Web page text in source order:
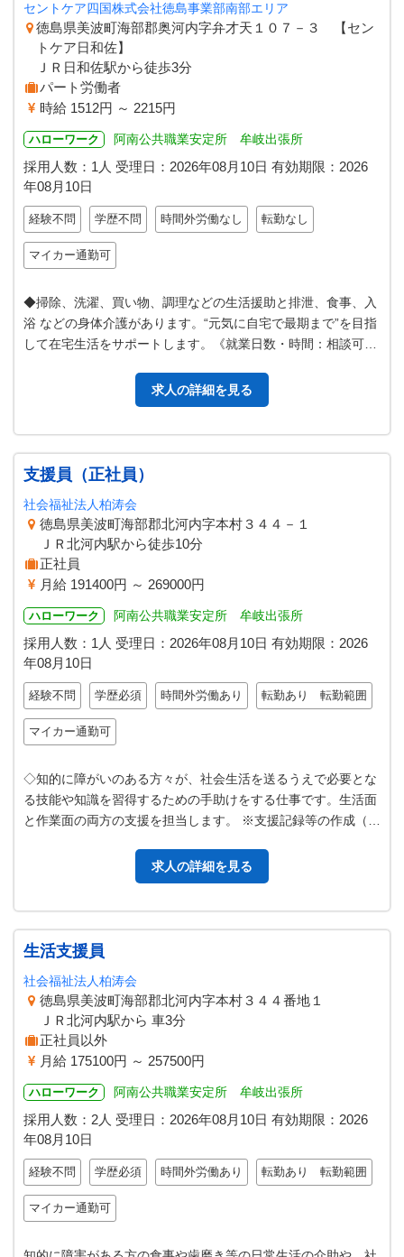
セントケア四国株式会社徳島事業部南部エリア
徳島県美波町海部郡奥河内字弁才天１０７－３ 【セン
トケア日和佐】
ＪＲ日和佐駅から徒歩3分
パート労働者
時給 1512円 ～ 2215円
ハローワーク 阿南公共職業安定所 牟岐出張所
採用人数：1人 受理日： 2026年08月10日 有効期限： 2026
年08月10日
経験不問 学歴不問 時間外労働なし 転勤なし
マイカー通勤可
◆掃除、洗濯、買い物、調理などの生活援助と排泄、食事、入
浴 などの身体介護があります。“元気に自宅で最期まで”を目指
して在宅生活をサポートします。《就業日数・時間：相談可》
求人の詳細を見る
支援員（正社員）
社会福祉法人柏涛会
徳島県美波町海部郡北河内字本村３４４－１
ＪＲ北河内駅から徒歩10分
正社員
月給 191400円 ～ 269000円
ハローワーク 阿南公共職業安定所 牟岐出張所
採用人数：1人 受理日： 2026年08月10日 有効期限： 2026
年08月10日
経験不問 学歴必須 時間外労働あり 転勤あり 転勤範囲
マイカー通勤可
◇知的に障がいのある方々が、社会生活を送るうえで必要とな
る技能や知識を習得するための手助けをする仕事です。生活面
と作業面の両方の支援を担当します。 ※支援記録等の作成（パ
求人の詳細を見る
生活支援員
社会福祉法人柏涛会
徳島県美波町海部郡北河内字本村３４４番地１
ＪＲ北河内駅から 車3分
正社員以外
月給 175100円 ～ 257500円
ハローワーク 阿南公共職業安定所 牟岐出張所
採用人数：2人 受理日： 2026年08月10日 有効期限： 2026
年08月10日
経験不問 学歴必須 時間外労働あり 転勤あり 転勤範囲
マイカー通勤可